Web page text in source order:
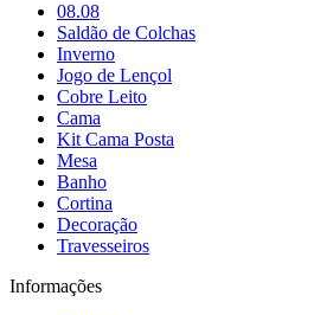
08.08
Saldão de Colchas
Inverno
Jogo de Lençol
Cobre Leito
Cama
Kit Cama Posta
Mesa
Banho
Cortina
Decoração
Travesseiros
Informações